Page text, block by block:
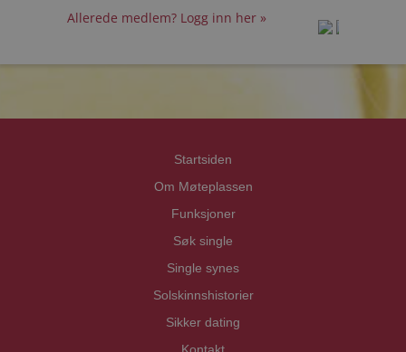
Allerede medlem? Logg inn her »
Startsiden
Om Møteplassen
Funksjoner
Søk single
Single synes
Solskinnshistorier
Sikker dating